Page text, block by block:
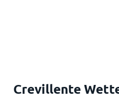
Crevillente